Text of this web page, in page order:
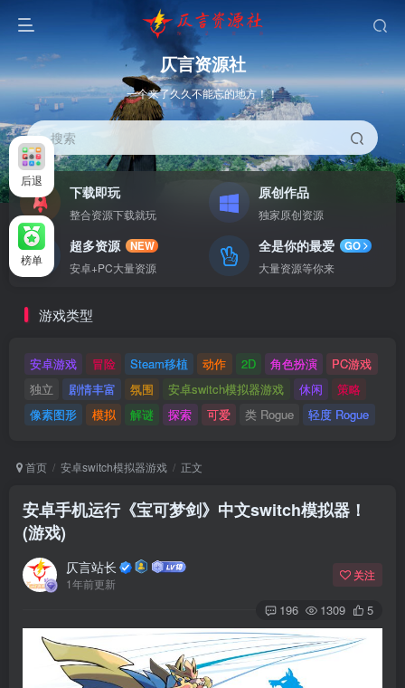
仄言资源社
一个来了久久不能忘的地方！！
搜索
下载即玩
整合资源下载就玩
原创作品
独家原创资源
超多资源
NEW
安卓+PC大量资源
全是你的最爱
GO
大量资源等你来
游戏类型
安卓游戏 冒险 Steam移植 动作 2D 角色扮演
PC游戏
独立
剧情丰富 氛围 安卓switch模拟器游戏 休闲
策略
像素图形
模拟 解谜 探索 可爱 类 Rogue 轻度 Rogue
首页 安卓switch模拟器游戏 正文
安卓手机运行《宝可梦剑》中文switch模拟器！
(游戏)
仄言站长
1年前更新
关注
196 1309 5
后退
榜单